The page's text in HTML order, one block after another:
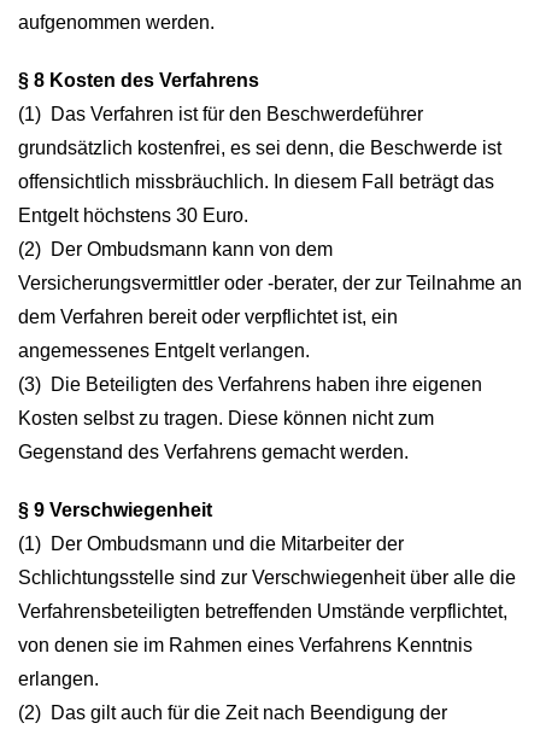
aufgenommen werden.
§ 8 Kosten des Verfahrens
(1) Das Verfahren ist für den Beschwerdeführer
grundsätzlich kostenfrei, es sei denn, die Beschwerde ist
offensichtlich missbräuchlich. In diesem Fall beträgt das
Entgelt höchstens 30 Euro.
(2) Der Ombudsmann kann von dem
Versicherungsvermittler oder -berater, der zur Teilnahme an
dem Verfahren bereit oder verpflichtet ist, ein
angemessenes Entgelt verlangen.
(3) Die Beteiligten des Verfahrens haben ihre eigenen
Kosten selbst zu tragen. Diese können nicht zum
Gegenstand des Verfahrens gemacht werden.
§ 9 Verschwiegenheit
(1) Der Ombudsmann und die Mitarbeiter der
Schlichtungsstelle sind zur Verschwiegenheit über alle die
Verfahrensbeteiligten betreffenden Umstände verpflichtet,
von denen sie im Rahmen eines Verfahrens Kenntnis
erlangen.
(2) Das gilt auch für die Zeit nach Beendigung der